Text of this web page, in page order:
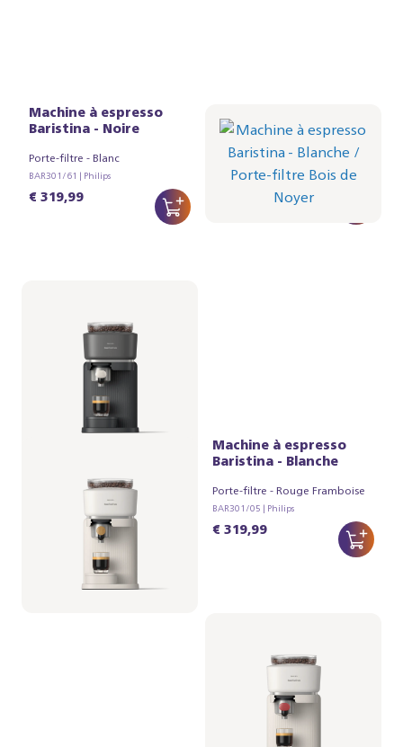
Machine à espresso
Baristina - Noire
Porte-filtre - Blanc
BAR301/61 | Philips
€ 319,99
Baristina - Blanche
Porte-filtre - Bois de Noyer
BAR301/07 | Philips
Porte-filtre - Bois de Hêtre
BAR301/06 | Philips
Machine à espresso
Baristina - Blanche
Porte-filtre - Rouge Framboise
BAR301/05 | Philips
€ 319,99